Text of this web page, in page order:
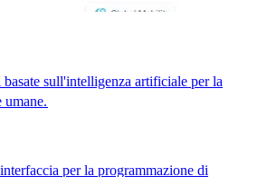
sull'intelligenza artificiale per la
umane.​​
per la programmazione di